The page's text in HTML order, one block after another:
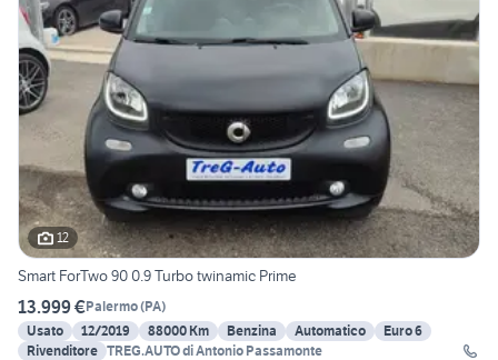
12
Smart ForTwo 90 0.9 Turbo twinamic Prime
13.999 €Palermo(PA)
Usato
12/2019 88000 Km Benzina Automatico
Euro 6
Rivenditore TREG.AUTO di Antonio Passamonte